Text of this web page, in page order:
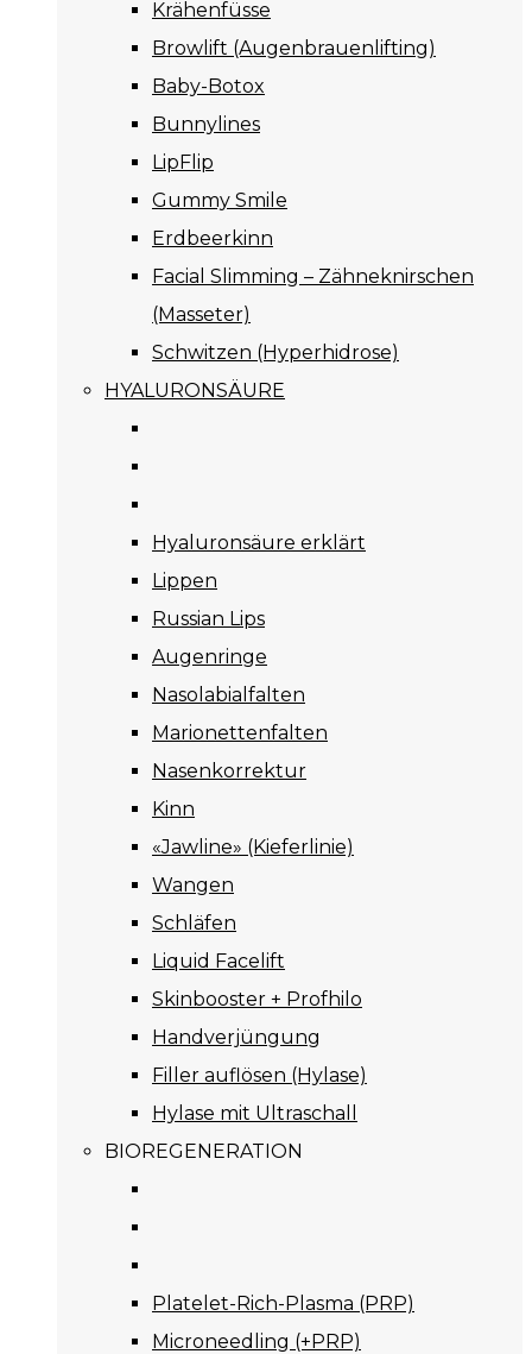
Krähenfüsse
Browlift (Augenbrauenlifting)
Baby-Botox
Bunnylines
LipFlip
Gummy Smile
Erdbeerkinn
Facial Slimming – Zähneknirschen
(Masseter)
Schwitzen (Hyperhidrose)
HYALURONSÄURE
Hyaluronsäure erklärt
Lippen
Russian Lips
Augenringe
Nasolabialfalten
Marionettenfalten
Nasenkorrektur
Kinn
«Jawline» (Kieferlinie)
Wangen
Schläfen
Liquid Facelift
Skinbooster + Profhilo
Handverjüngung
Filler auflösen (Hylase)
Hylase mit Ultraschall
BIOREGENERATION
Platelet-Rich-Plasma (PRP)
Microneedling (+PRP)